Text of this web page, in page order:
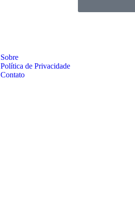
Sobre
Política de Privacidade
Contato